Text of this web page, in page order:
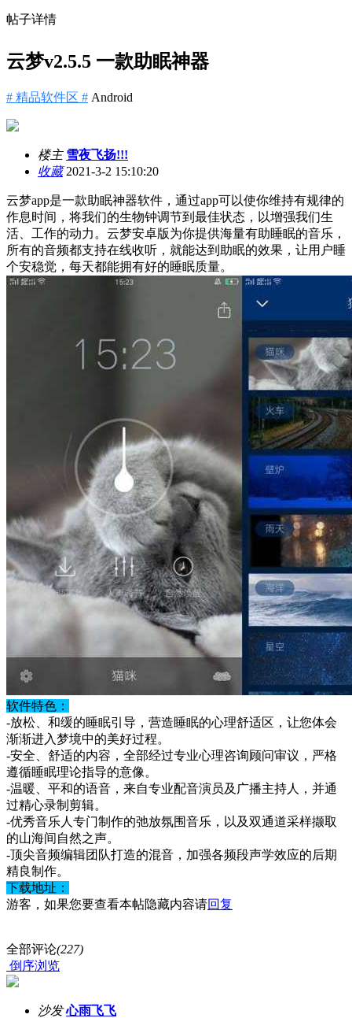
帖子详情
云梦v2.5.5 一款助眠神器
# 精品软件区 # Android
楼主 雪夜飞扬!!!
收藏2021-3-2 15:10:20
云梦app是一款助眠神器软件，通过app可以使你维持有规律的
作息时间，将我们的生物钟调节到最佳状态，以增强我们生
活、工作的动力。云梦安卓版为你提供海量有助睡眠的音乐，
所有的音频都支持在线收听，就能达到助眠的效果，让用户睡
个安稳觉，每天都能拥有好的睡眠质量。
软件特色：
-放松、和缓的睡眠引导，营造睡眠的心理舒适区，让您体会
渐渐进入梦境中的美好过程。
-安全、舒适的内容，全部经过专业心理咨询顾问审议，严格
遵循睡眠理论指导的意像。
-温暖、平和的语音，来自专业配音演员及广播主持人，并通
过精心录制剪辑。
-优秀音乐人专门制作的弛放氛围音乐，以及双通道采样撷取
的山海间自然之声。
-顶尖音频编辑团队打造的混音，加强各频段声学效应的后期
精良制作。
下载地址：
游客，如果您要查看本帖隐藏内容请回复
全部评论(227)
倒序浏览
沙发 心雨飞飞